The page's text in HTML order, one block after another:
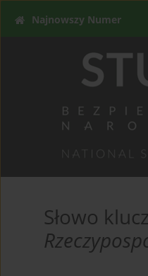
Najnowszy Numer
Słowo